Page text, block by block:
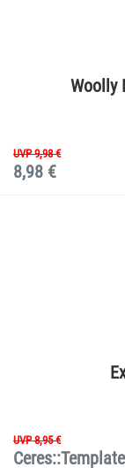
Woolly
UVP 9,98 €
8,98 €
UVP 8,95 €